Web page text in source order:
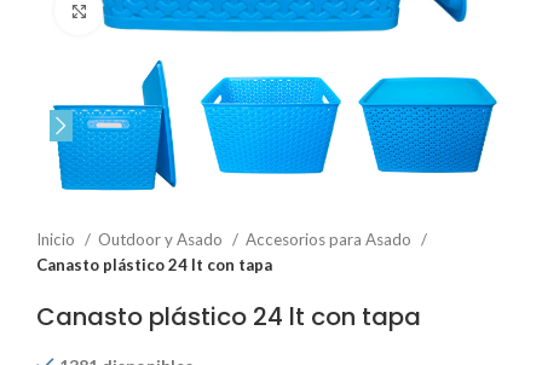
Click to enlarge
Inicio Outdoor y Asado
Accesorios para Asado
Canasto plástico 24 lt con tapa
Canasto plástico 24 lt con tapa